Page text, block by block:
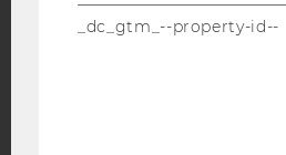
_dc_gtm_--property-id--